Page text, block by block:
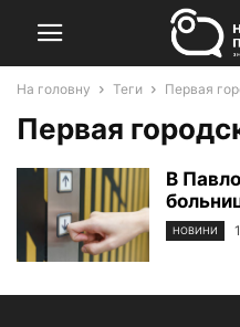
На головну Теги Первая
Первая
В
НОВИНИ